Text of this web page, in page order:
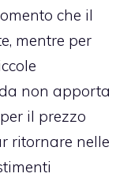
che il
mentre per
non apporta
il prezzo
ritornare nelle